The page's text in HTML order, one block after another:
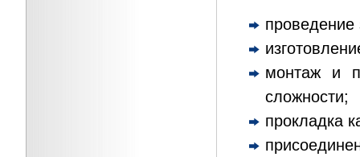
проведение
монтаж и
сложности;
прокладка